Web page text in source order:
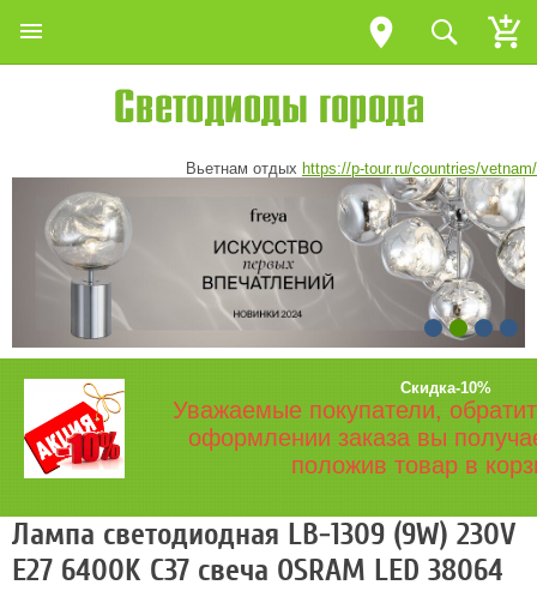
Вьетнам отдых https://p-tour.ru/countries/vetnam/
Скидка-10%
Уважаемые покупатели,
оформлении заказа вы
положив товар в
Лампа светодиодная LB-1309 (9W) 230V
E27 6400K C37 свеча OSRAM LED 38064